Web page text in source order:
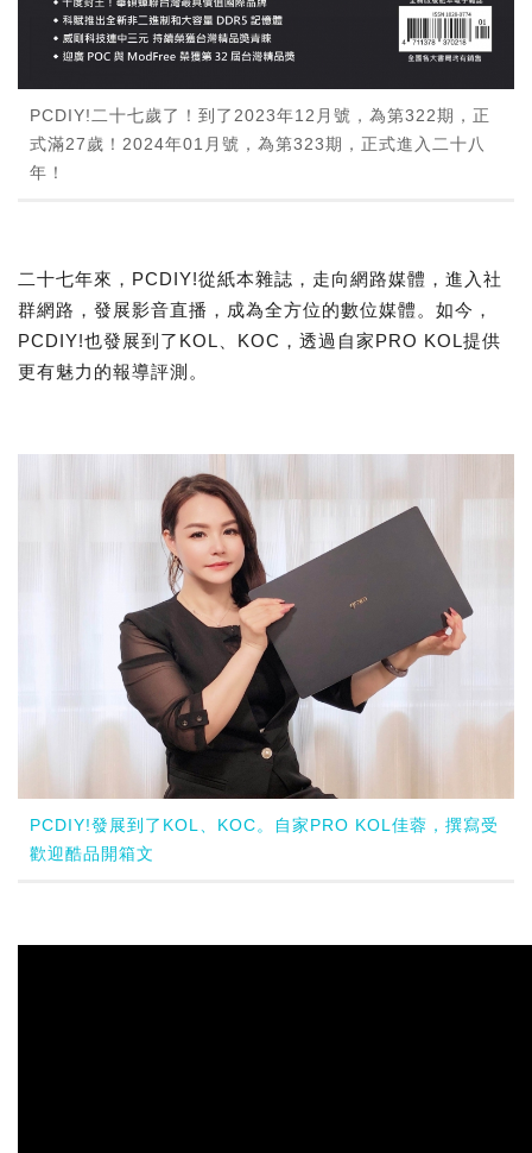
PCDIY!二十七歲了！到了2023年12月號，為第322期，正
式滿27歲！2024年01月號，為第323期，正式進入二十八
年！
二十七年來，PCDIY!從紙本雜誌，走向網路媒體，進入社
群網路，發展影音直播，成為全方位的數位媒體。如今，
PCDIY!也發展到了KOL、KOC，透過自家PRO KOL提供
更有魅力的報導評測。
PCDIY!發展到了KOL、KOC。自家PRO KOL佳蓉，撰寫受
歡迎酷品開箱文